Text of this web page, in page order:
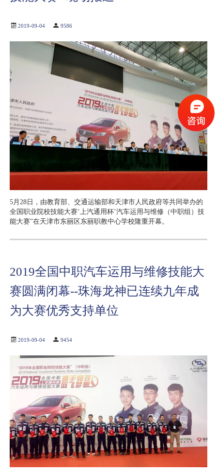
2019-09-04 9586
5月28日，由教育部、交通运输部和天津市人民政府等共同举办的
全国职业院校技能大赛‘上汽通用杯’汽车运用与维修（中职组）技
能大赛”在天津市东丽区东丽职教中心学校隆重开幕。
2019全国中职汽车运用与维修技能大
赛圆满闭幕--珠海龙神已连续九年成
为大赛优秀支持单位
2019-09-04 9454